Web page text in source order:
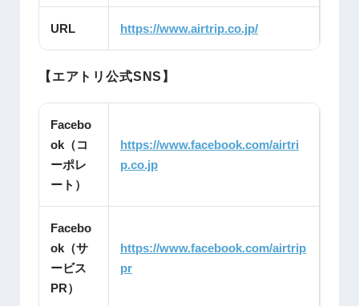
URL https://www.airtrip.co.jp/
【エアトリ公式SNS】
Facebo
ok（コ
ーポレ
ート）
https://www.facebook.com/airtri
p.co.jp
Facebo
ok（サ
ービス
PR）
https://www.facebook.com/airtrip
pr